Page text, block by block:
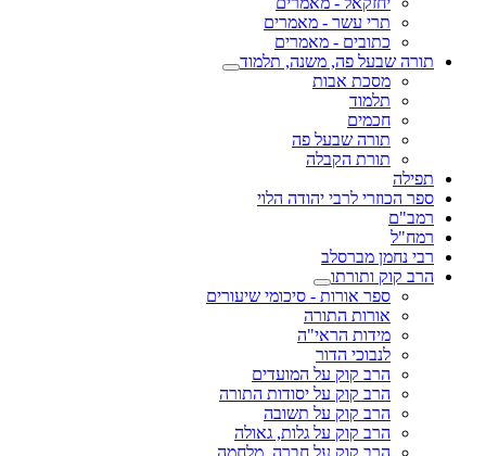
תרי עשר - מאמרים
כתובים - מאמרים
תורה שבעל פה, משנה, תלמוד
מסכת אבות
תלמוד
חכמים
תורה שבעל פה
תורת הקבלה
תפילה
ספר הכוזרי לרבי יהודה הלוי
רמב"ם
רמח"ל
רבי נחמן מברסלב
הרב קוק ותורתו
ספר אורות - סיכומי שיעורים
אורות התורה
מידות הראי"ה
לנבוכי הדור
הרב קוק על המועדים
הרב קוק על יסודות התורה
הרב קוק על תשובה
הרב קוק על גלות, גאולה